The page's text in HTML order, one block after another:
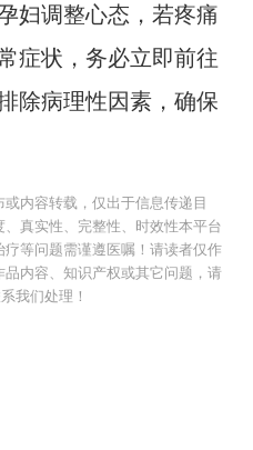
妇调整心态，若疼痛
症状，务必立即前往
除病理性因素，确保
内容转载，仅出于信息传递目
真实性、完整性、时效性本平台
等问题需谨遵医嘱！请读者仅作
内容、知识产权或其它问题，请
我们处理！